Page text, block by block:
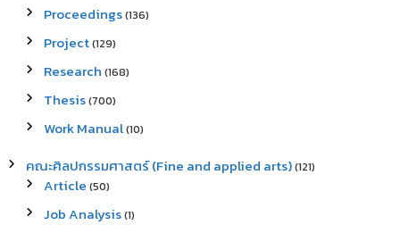
Proceedings(136)
Project(129)
Research (168)
Thesis(700)
Work Manual(10)
คณะศิลปกรรมศาสตร์ (Fine and applied arts)(121)
Article (50)
Job Analysis(1)